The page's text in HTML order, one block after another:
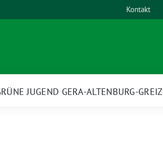
Kontakt
JUGEND GERA-ALTENBURG-GREIZ